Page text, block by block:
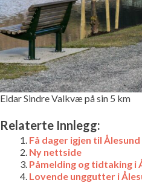
Eldar Sindre Valkvæ på sin 5 km
Relaterte Innlegg:
Få dager igjen til
Ny nettside
Påmelding og tidtaking i
Lovende unggutter i